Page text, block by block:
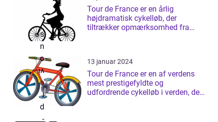
Tour de France er en årlig
højdramatisk cykelløb, der
tiltrækker opmærksomhed fra
13 januar 2024
Tour de France er en af verdens
mest prestigefyldte og
udfordrende cykelløb i verden, der